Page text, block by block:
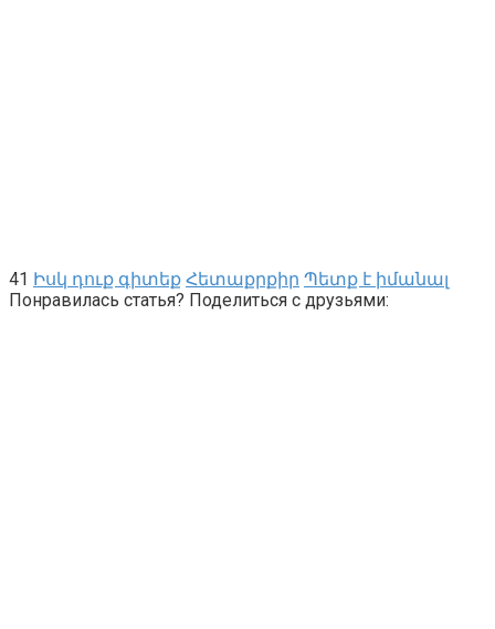
41 Իսկ դուք գիտեք Հետաքրքիր Պետք է իմանալ
Понравилась статья? Поделиться с друзьями: